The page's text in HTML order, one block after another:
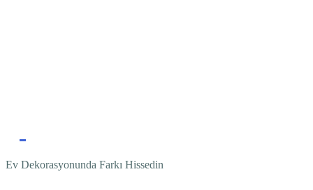
Ev Dekorasyonunda Farkı Hissedin